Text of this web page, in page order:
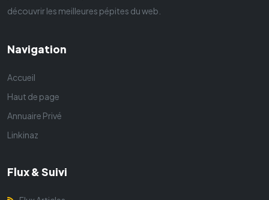
découvrir les meilleures pépites du web.
Navigation
Accueil
Haut de page
Annuaire Privé
Linkinaz
Flux & Suivi